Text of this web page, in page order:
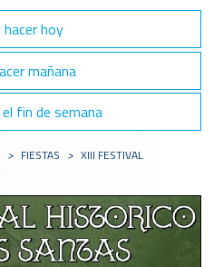
hacer hoy
mañana
fin de semana
> FIESTAS > XIII FESTIVAL